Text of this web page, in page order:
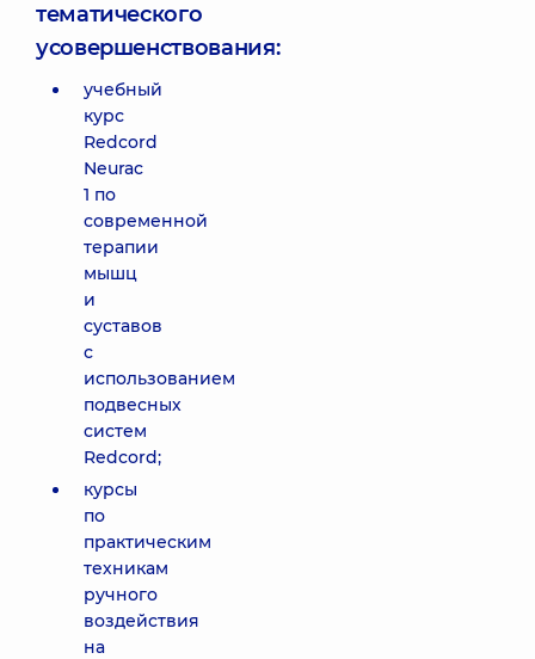
тематического
усовершенствования:
учебный
курс
Redcord
Neurac
1 по
современной
терапии
мышц
и
суставов
с
использованием
подвесных
систем
Redcord;
курсы
по
практическим
техникам
ручного
воздействия
на